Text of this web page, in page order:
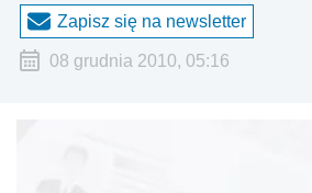
Zapisz się na newsletter
08 grudnia 2010, 05:16